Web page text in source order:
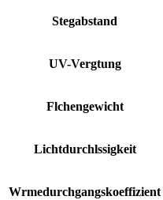
Stegabstand
UV-Vergtung
Flchengewicht
Lichtdurchlssigkeit
Wrmedurchgangskoeffizient